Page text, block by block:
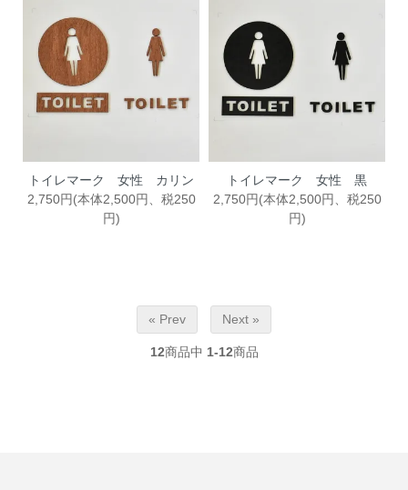
トイレマーク 女性 カリン
2,750円(本体2,500円、税250
円)
トイレマーク 女性 黒
2,750円(本体2,500円、税250
円)
« Prev Next »
12商品中 1-12商品